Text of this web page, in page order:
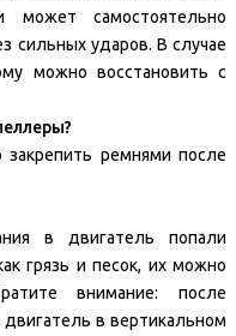
может самостоятельно
сильных ударов. В случае
можно восстановить с
ремнями после
в двигатель попали
грязь и песок, их можно
внимание: после
в вертикальном